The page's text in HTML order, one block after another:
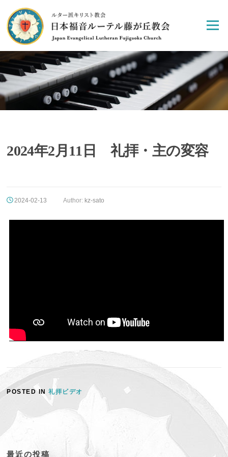
content
Menu
2024年2月11日 礼拝・主の変容
2024-02-13 Author: kz-sato
POSTED IN礼拝ビデオ
最近の投稿